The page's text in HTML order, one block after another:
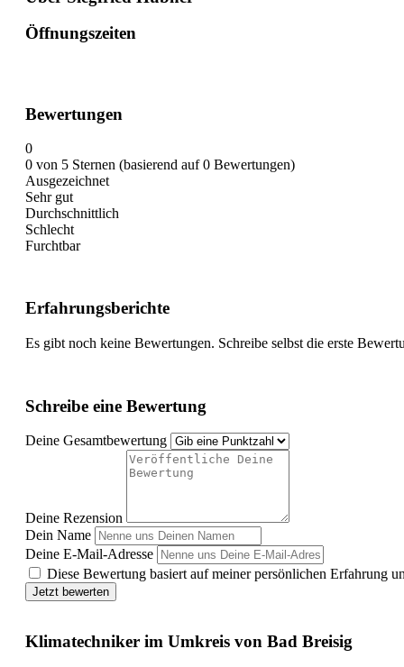
Öffnungszeiten
Bewertungen
0
0 von 5 Sternen (basierend auf 0 Bewertungen)
Ausgezeichnet
Sehr gut
Durchschnittlich
Schlecht
Furchtbar
Erfahrungsberichte
Es gibt noch keine Bewertungen. Schreibe selbst die erste
Schreibe eine Bewertung
Deine Gesamtbewertung
Deine Rezension
Dein Name
Deine E-Mail-Adresse
Diese Bewertung basiert auf meiner persönlichen Erfahrung
Jetzt bewerten
Klimatechniker im Umkreis von Bad Breisig